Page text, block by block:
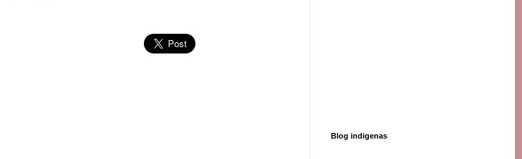
Blog indigenas